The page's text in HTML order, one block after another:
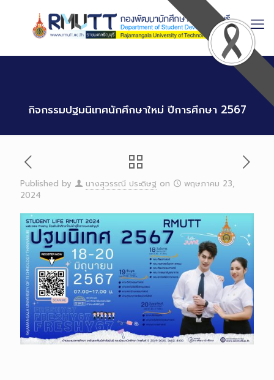
กิจกรรมปฐมนิเทศนักศึกษาใหม่ ปีการศึกษา 2567
Published by นางสุวรรณี ประดิษฐ on
พฤษภาคม 23,
2024